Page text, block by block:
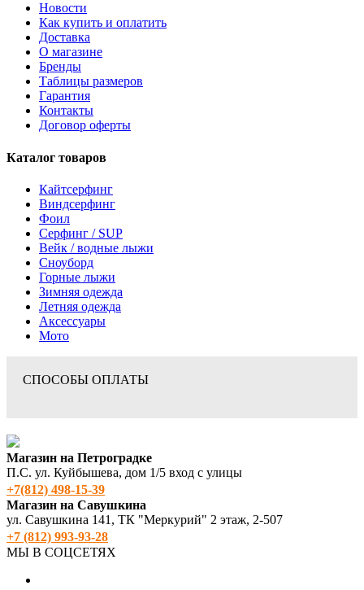
Новости
Как купить и оплатить
Доставка
О магазине
Бренды
Таблицы размеров
Гарантия
Контакты
Договор оферты
Каталог товаров
Кайтсерфинг
Виндсерфинг
Фоил
Серфинг / SUP
Вейк / водные лыжи
Сноуборд
Горные лыжи
Зимняя одежда
Летняя одежда
Аксессуары
Мото
СПОСОБЫ ОПЛАТЫ
Магазин на Петроградке
П.С. ул. Куйбышева, дом 1/5 вход с улицы
+7(812) 498‑15-39
Магазин на Савушкина
ул. Савушкина 141, ТК "Меркурий" 2 этаж, 2-507
+7 (812) 993-93-28
МЫ В СОЦСЕТЯХ